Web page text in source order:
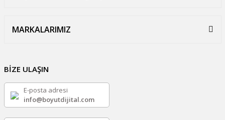
MARKALARIMIZ
BİZE ULAŞIN
E-posta adresi
info@boyutdijital.com